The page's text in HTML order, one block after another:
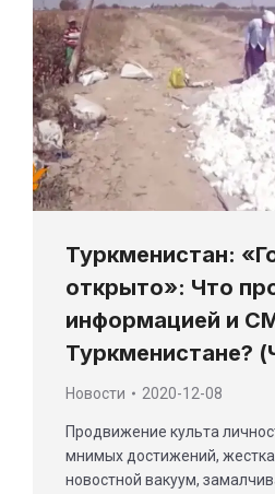
Туркменистан:
открыто»: Что
информацией и
Туркменистане?
Новости 2020-12-08
Продвижение культа
мнимых достижений,
новостной вакуум,